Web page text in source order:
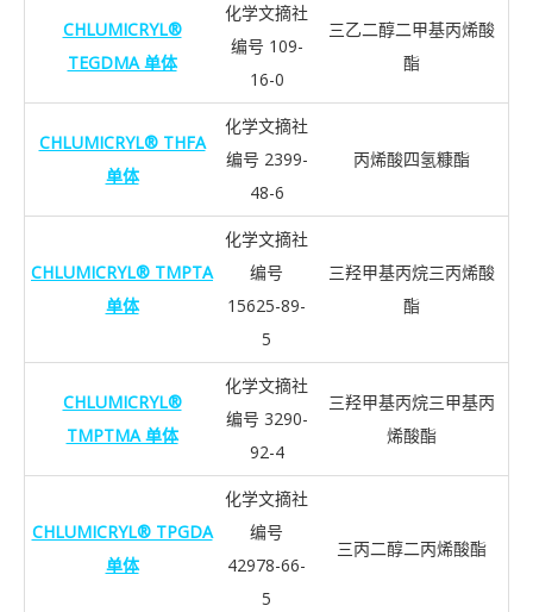
CHLUMICRYL®
TEGDMA 单体
化学文摘社
编号 109-
16-0
三乙二醇二甲基丙烯酸
酯
CHLUMICRYL® THFA
单体
化学文摘社
编号 2399-
48-6
丙烯酸四氢糠酯
CHLUMICRYL® TMPTA
单体
化学文摘社
编号
15625-89-
5
三羟甲基丙烷三丙烯酸
酯
CHLUMICRYL®
TMPTMA 单体
化学文摘社
编号 3290-
92-4
三羟甲基丙烷三甲基丙
烯酸酯
CHLUMICRYL® TPGDA
单体
化学文摘社
编号
42978-66-
5
三丙二醇二丙烯酸酯